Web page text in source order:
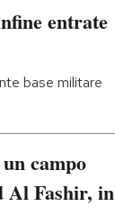
entrate
base militare
campo
Al Fashir, in